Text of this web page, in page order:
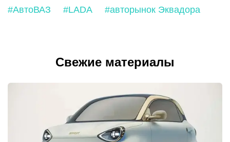
#АвтоВАЗ #LADA #авторынок Эквадора
Свежие материалы